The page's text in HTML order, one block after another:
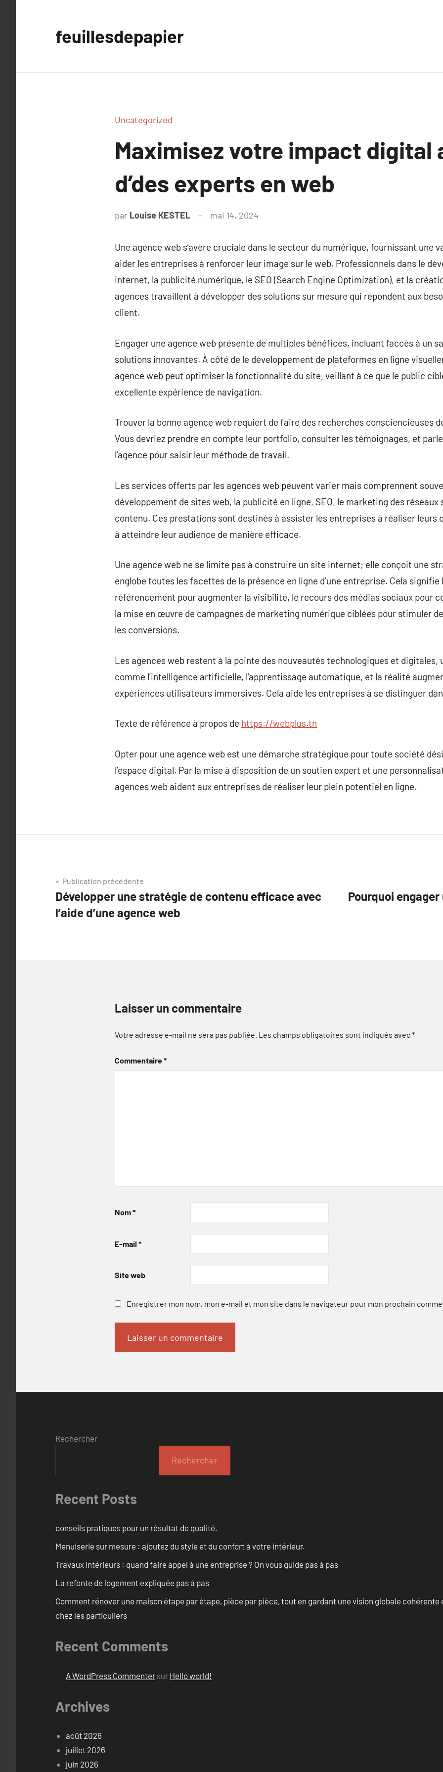
feuillesdepapier
Uncategorized
Maximisez votre impact digital
d’des experts en web
par Louise KESTEL mai 14, 2024
Une agence web s’avère cruciale dans le secteur du numérique, fournissant une
aider les entreprises à renforcer leur image sur le web. Professionnels dans le
internet, la publicité numérique, le SEO (Search Engine Optimization), et la
agences travaillent à développer des solutions sur mesure qui répondent aux
client.
Engager une agence web présente de multiples bénéfices, incluant l’accès à un
solutions innovantes. À côté de le développement de plateformes en ligne
agence web peut optimiser la fonctionnalité du site, veillant à ce que le public
excellente expérience de navigation.
Trouver la bonne agence web requiert de faire des recherches consciencieuses
Vous devriez prendre en compte leur portfolio, consulter les témoignages, et
l’agence pour saisir leur méthode de travail.
Les services offerts par les agences web peuvent varier mais comprennent
développement de sites web, la publicité en ligne, SEO, le marketing des
contenu. Ces prestations sont destinés à assister les entreprises à réaliser
à atteindre leur audience de manière efficace.
Une agence web ne se limite pas à construire un site internet; elle conçoit une
englobe toutes les facettes de la présence en ligne d’une entreprise. Cela signifie
référencement pour augmenter la visibilité, le recours des médias sociaux pour
la mise en œuvre de campagnes de marketing numérique ciblées pour stimuler
les conversions.
Les agences web restent à la pointe des nouveautés technologiques et
comme l’intelligence artificielle, l’apprentissage automatique, et la réalité
expériences utilisateurs immersives. Cela aide les entreprises à se distinguer
Texte de référence à propos de https://webplus.tn
Opter pour une agence web est une démarche stratégique pour toute société
l’espace digital. Par la mise à disposition de un soutien expert et une
agences web aident aux entreprises de réaliser leur plein potentiel en ligne.
Navigation
de
l’article
Publication précédente
Développer une stratégie de contenu efficace avec
l’aide d’une agence web
Pourquoi
Laisser un commentaire
Votre adresse e-mail ne sera pas publiée. Les champs obligatoires sont indiqués avec*
Commentaire*
Nom*
E-mail *
Site web
Enregistrer mon nom, mon e-mail et mon site dans le navigateur pour mon prochain
Rechercher
Rechercher
Recent Posts
conseils pratiques pour un résultat de qualité.
Menuiserie sur mesure : ajoutez du style et du confort à votre intérieur.
Travaux intérieurs : quand faire appel à une entreprise ? On vous guide pas à pas
La refonte de logement expliquée pas à pas
Comment rénover une maison étape par étape, pièce par pièce, tout en gardant une vision globale
chez les particuliers
Recent Comments
A WordPress Commenter sur Hello world!
Archives
août 2026
juillet 2026
juin 2026